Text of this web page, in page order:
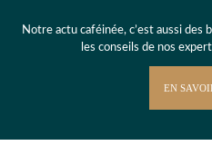
Notre actu caféinée, c’est aussi des
les conseils de nos
EN